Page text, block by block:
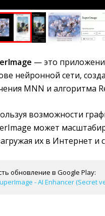
— это
нейронной сети,
MNN и алгоритма
возможности
может
их в Интернет и
обновление в Google Play:
- AI Enhancer (Secret